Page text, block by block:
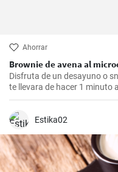
Ahorrar
Brownie de avena al
Disfruta de un desayuno o
te llevara de hacer 1 minuto
Estika02